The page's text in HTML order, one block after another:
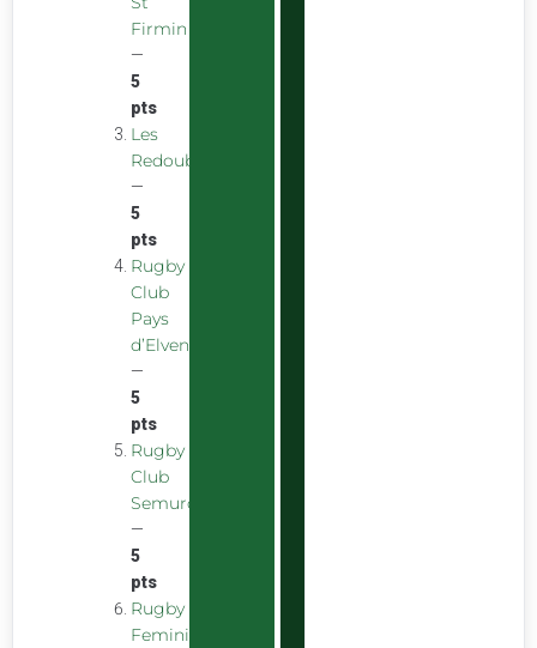
Firmin
—
5
pts
Les
Redoubstables
—
5
pts
Rugby
Club
Pays
d’Elven
—
5
pts
Rugby
Club
Semurois
—
5
pts
Rugby
Feminin